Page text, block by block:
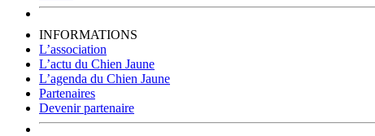
INFORMATIONS
L’association
L’actu du Chien Jaune
L’agenda du Chien Jaune
Partenaires
Devenir partenaire